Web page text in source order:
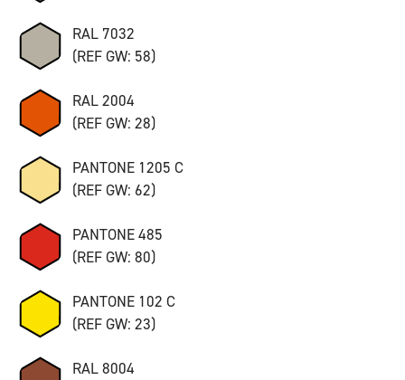
RAL 7032
(REF GW: 58)
RAL 2004
(REF GW: 28)
PANTONE 1205 C
(REF GW: 62)
PANTONE 485
(REF GW: 80)
PANTONE 102 C
(REF GW: 23)
RAL 8004